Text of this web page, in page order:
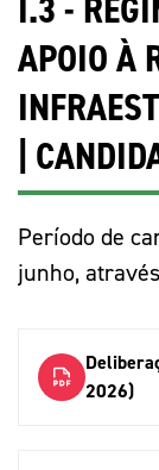
APOIO À
|
Período de
junho,
2026)